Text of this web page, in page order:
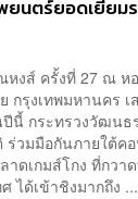
ยนตร์ยอดเยี่ย
หงส์ ครั้งที่ 27 ณ
กรุงเทพมหานคร เ
นี้ กระทรวงวัฒน
วมมือกันภายใต้คอ
ดเกมส์โกง ที่กวา
ได้เข้าชิงมากถึง ...